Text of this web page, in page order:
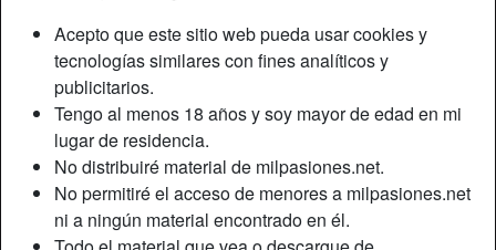
Acepto que este sitio web pueda usar cookies y
tecnologías similares con fines analíticos y
publicitarios.
Tengo al menos 18 años y soy mayor de edad en mi
lugar de residencia.
No distribuiré material de milpasiones.net.
No permitiré el acceso de menores a milpasiones.net
ni a ningún material encontrado en él.